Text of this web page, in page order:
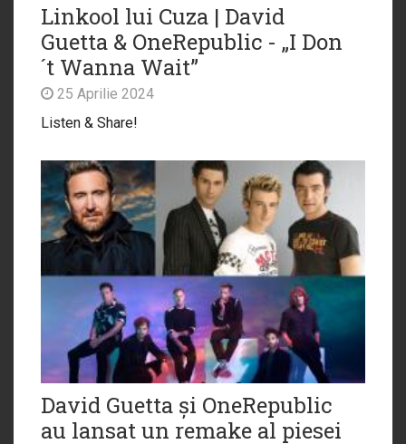
Linkool lui Cuza | David
Guetta & OneRepublic - „I Don
´t Wanna Wait”
25 Aprilie 2024
Listen & Share!
David Guetta și OneRepublic
au lansat un remake al piesei